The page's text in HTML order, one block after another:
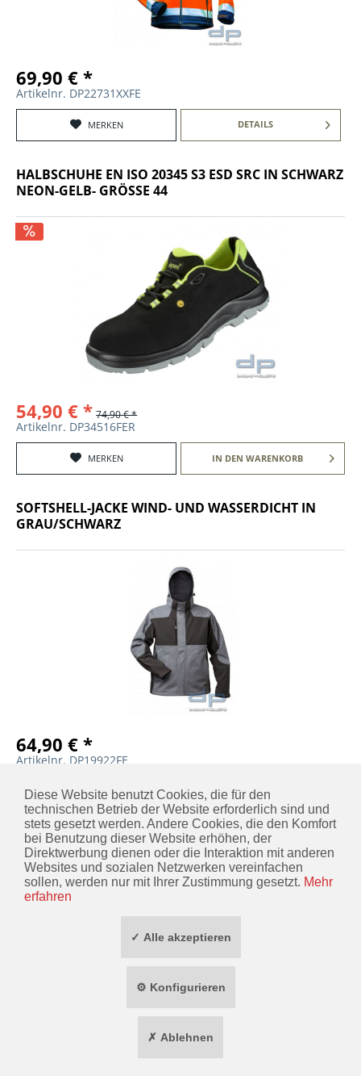
69,90 € *
Artikelnr. DP22731XXFE
MERKEN DETAILS
HALBSCHUHE EN ISO 20345 S3 ESD SRC IN SCHWARZ
NEON-GELB- GRÖSSE 44
54,90 € * 74,90 € *
Artikelnr. DP34516FER
MERKEN IN DEN WARENKORB
SOFTSHELL-JACKE WIND- UND WASSERDICHT IN
GRAU/SCHWARZ
64,90 € *
Artikelnr. DP19922FE
MERKEN DETAILS
KONTAKT
INFORMATIONEN
* ALLE PREISE INKL. GESETZL. MEHRWERTSTEUER ZZGL.
Diese Website benutzt Cookies, die für den
technischen Betrieb der Website erforderlich sind und
stets gesetzt werden. Andere Cookies, die den Komfort
bei Benutzung dieser Website erhöhen, der
Direktwerbung dienen oder die Interaktion mit anderen
Websites und sozialen Netzwerken vereinfachen
sollen, werden nur mit Ihrer Zustimmung gesetzt. Mehr
erfahren
✓ Alle akzeptieren
⚙ Konfigurieren
✗ Ablehnen